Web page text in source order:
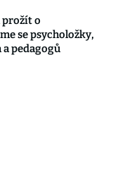
prožít o
se psycholožky,
pedagogů